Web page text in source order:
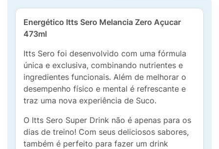
Energético Itts Sero Melancia Zero Açucar
473ml
Itts Sero foi desenvolvido com uma fórmula
única e exclusiva, combinando nutrientes e
ingredientes funcionais. Além de melhorar o
desempenho físico e mental é refrescante e
traz uma nova experiência de Suco.
O Itts Sero Super Drink não é apenas para os
dias de treino! Com seus deliciosos sabores,
também é perfeito para fazer um drink